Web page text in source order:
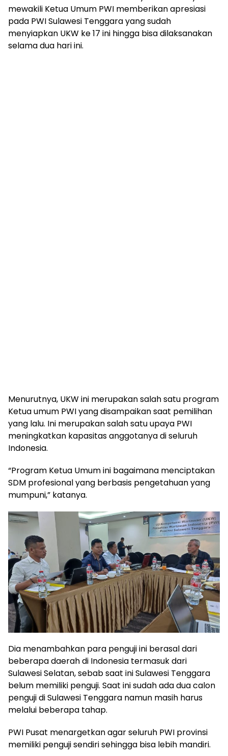
mewakili Ketua Umum PWI memberikan apresiasi
pada PWI Sulawesi Tenggara yang sudah
menyiapkan UKW ke 17 ini hingga bisa dilaksanakan
selama dua hari ini.
Menurutnya, UKW ini merupakan salah satu program
Ketua umum PWI yang disampaikan saat pemilihan
yang lalu. Ini merupakan salah satu upaya PWI
meningkatkan kapasitas anggotanya di seluruh
Indonesia.
“Program Ketua Umum ini bagaimana menciptakan
SDM profesional yang berbasis pengetahuan yang
mumpuni,” katanya.
Dia menambahkan para penguji ini berasal dari
beberapa daerah di Indonesia termasuk dari
Sulawesi Selatan, sebab saat ini Sulawesi Tenggara
belum memiliki penguji. Saat ini sudah ada dua calon
penguji di Sulawesi Tenggara namun masih harus
melalui beberapa tahap.
PWI Pusat menargetkan agar seluruh PWI provinsi
memiliki penguji sendiri sehingga bisa lebih mandiri.